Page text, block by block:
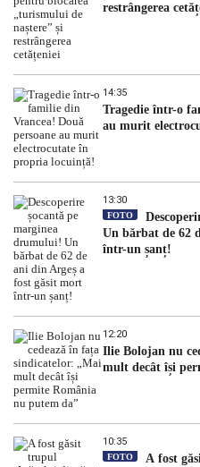
restrângerea
14:35
Tragedie într-o
au murit
13:30
FOTO
Un bărbat de 62
într-un șanț!
12:20
Ilie Bolojan nu
mult decât își
10:35
FOTO
A fost